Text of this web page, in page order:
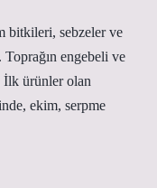
bitkileri, sebzeler ve
engebeli ve
İlk ürünler olan
ekim, serpme